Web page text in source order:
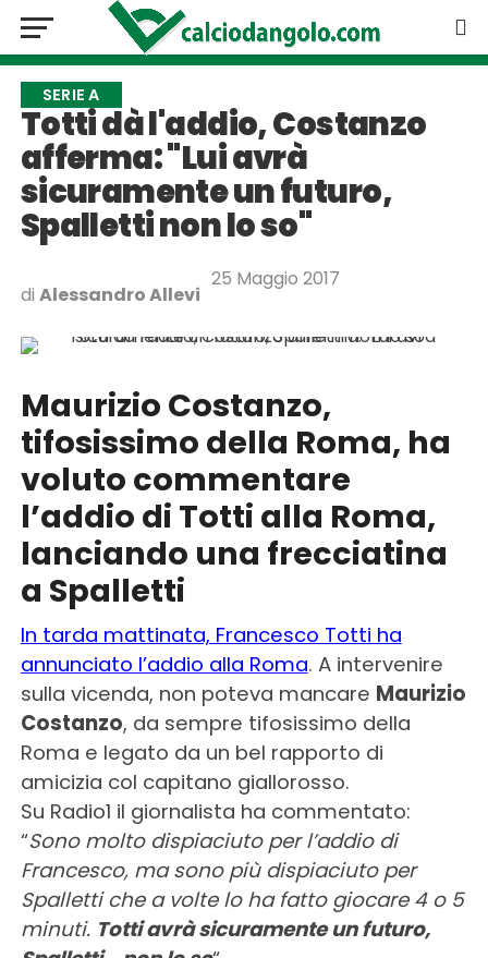
SERIE A
Totti dà l'addio, Costanzo
afferma: "Lui avrà
sicuramente un futuro,
Spalletti non lo so"
di Alessandro Allevi
25 Maggio 2017
Maurizio Costanzo,
tifosissimo della Roma, ha
voluto commentare
l’addio di Totti alla Roma,
lanciando una frecciatina
a Spalletti
In tarda mattinata, Francesco Totti ha
annunciato l’addio alla Roma. A intervenire
sulla vicenda, non poteva mancare Maurizio
Costanzo, da sempre tifosissimo della
Roma e legato da un bel rapporto di
amicizia col capitano giallorosso.
Su Radio1 il giornalista ha commentato:
“Sono molto dispiaciuto per l’addio di
Francesco, ma sono più dispiaciuto per
Spalletti che a volte lo ha fatto giocare 4 o 5
minuti. Totti avrà sicuramente un futuro,